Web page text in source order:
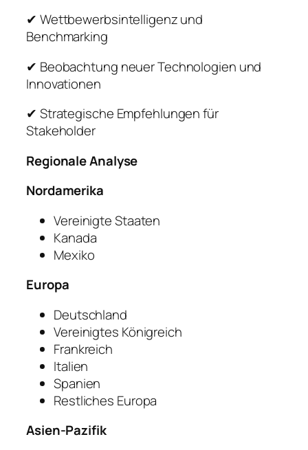
✔ Wettbewerbsintelligenz und
Benchmarking
✔ Beobachtung neuer Technologien und
Innovationen
✔ Strategische Empfehlungen für
Stakeholder
Regionale Analyse
Nordamerika
Vereinigte Staaten
Kanada
Mexiko
Europa
Deutschland
Vereinigtes Königreich
Frankreich
Italien
Spanien
Restliches Europa
Asien-Pazifik